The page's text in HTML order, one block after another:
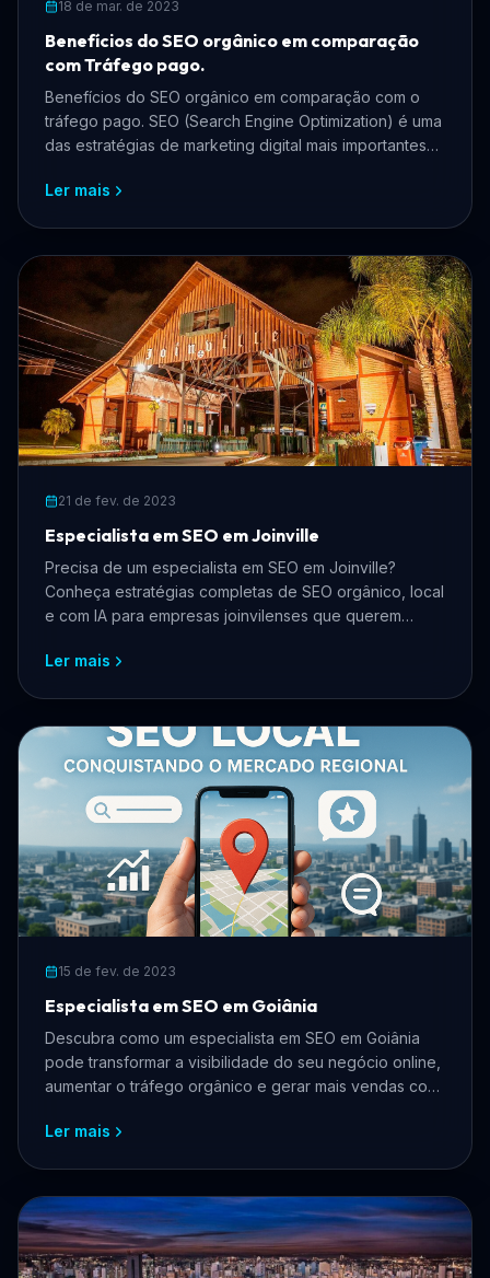
18 de mar. de 2023
Benefícios do SEO orgânico em comparação
com Tráfego pago.
Benefícios do SEO orgânico em comparação com o
tráfego pago. SEO (Search Engine Optimization) é uma
das estratégias de marketing digital mais importantes
Ler mais
21 de fev. de 2023
Especialista em SEO em Joinville
Precisa de um especialista em SEO em Joinville?
Conheça estratégias completas de SEO orgânico, local
e com IA para empresas joinvilenses que querem
buscadores.
Ler mais
15 de fev. de 2023
Especialista em SEO em Goiânia
Descubra como um especialista em SEO em Goiânia
pode transformar a visibilidade do seu negócio online,
aumentar o tráfego orgânico e gerar mais vendas com
Ler mais